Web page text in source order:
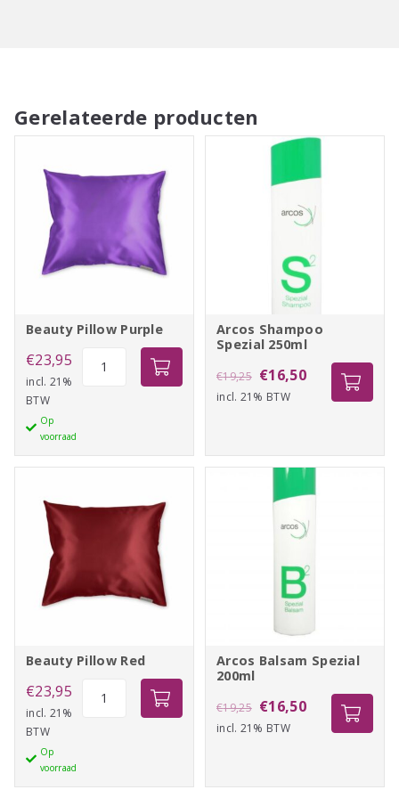
Gerelateerde producten
Beauty Pillow Purple
€23,95
incl. 21%
BTW
Op
voorraad
Arcos Shampoo
Spezial 250ml
€19,25 Oorspronkelijke
prijs
€16,50Huidige
prijs
incl. 21% BTW
Beauty Pillow Red
€23,95
incl. 21%
BTW
Op
voorraad
Arcos Balsam Spezial
200ml
€19,25 Oorspronkelijke
prijs
€16,50Huidige
prijs
incl. 21% BTW